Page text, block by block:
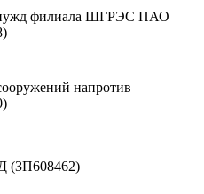
филиала ШГРЭС ПАО
напротив
(ЗП608462)